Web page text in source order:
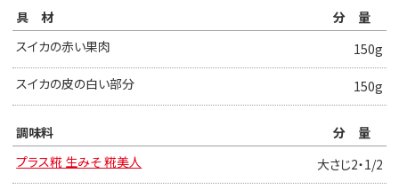
具材
分量
スイカの赤い果肉
150g
スイカの皮の白い部分
150g
調味料
分量
プラス糀 生みそ 糀美人
大さじ2・1/2